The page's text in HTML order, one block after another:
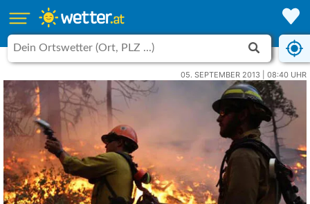
05. SEPTEMBER 2013 | 08:40 UHR